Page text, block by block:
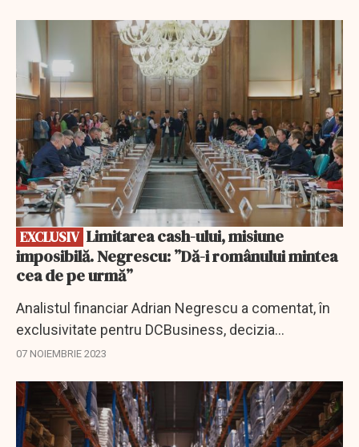
EXCLUSIV
EXCLUSIV
imposibilă. Negrescu: ”Dă-i românului mintea
cea de pe urmă”
Analistul financiar Adrian Negrescu a comentat, în
exclusivitate pentru DCBusiness, decizia
Guvernului de a renunța la limitarea plăților cu
07 NOIEMBRIE 2023